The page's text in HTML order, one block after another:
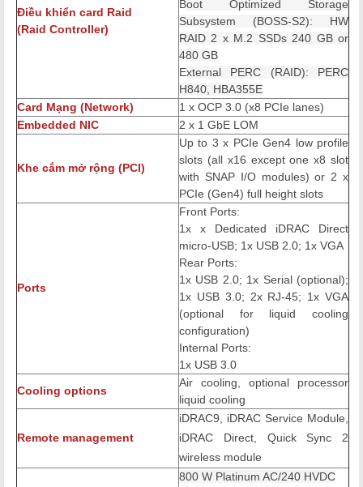
Điều khiển card Raid
(Raid Controller)
Boot Optimized Storage
Subsystem (BOSS-S2): HW
RAID 2 x M.2 SSDs 240 GB or
480 GB
External PERC (RAID): PERC
H840, HBA355E
Card Mạng (Network)
1 x OCP 3.0 (x8 PCIe lanes)
Embedded NIC
2 x 1 GbE LOM
Khe cắm mở rộng (PCI)
Up to 3 x PCIe Gen4 low profile
slots (all x16 except one x8 slot
with SNAP I/O modules) or 2 x
PCIe (Gen4) full height slots
Ports
Front Ports:
1x x Dedicated iDRAC Direct
micro-USB; 1x USB 2.0; 1x VGA
Rear Ports:
1x USB 2.0; 1x Serial (optional);
1x USB 3.0; 2x RJ-45; 1x VGA
(optional for liquid cooling
configuration)
Internal Ports:
1x USB 3.0
Cooling options
Air cooling, optional processor
liquid cooling
Remote management
iDRAC9, iDRAC Service Module,
iDRAC Direct, Quick Sync 2
wireless module
800 W Platinum AC/240 HVDC